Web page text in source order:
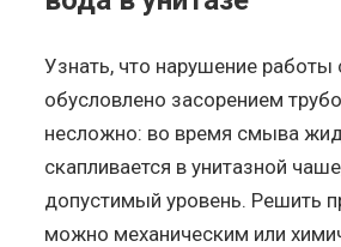
Узнать, что нарушение работы
обусловлено засорением
несложно: во время смыва
скапливается в унитазной
допустимый уровень. Решить
можно механическим или